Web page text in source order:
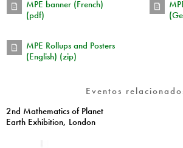
MPE banner (French)
(pdf)
MPE Rollups and Posters
(English) (zip)
Eventos
2nd Mathematics of Planet
Earth Exhibition, London